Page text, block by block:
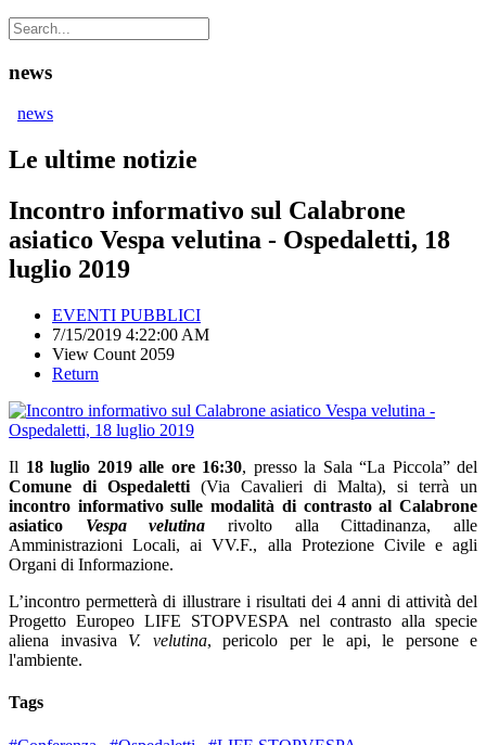
news
news
Le ultime notizie
Incontro informativo sul Calabrone
asiatico Vespa velutina - Ospedaletti, 18
luglio 2019
EVENTI PUBBLICI
7/15/2019 4:22:00 AM
View Count 2059
Return
Il 18 luglio 2019 alle ore 16:30, presso la Sala “La Piccola” del
Comune di Ospedaletti (Via Cavalieri di Malta), si terrà un
incontro informativo sulle modalità di contrasto al Calabrone
asiatico Vespa velutina rivolto alla Cittadinanza, alle
Amministrazioni Locali, ai VV.F., alla Protezione Civile e agli
Organi di Informazione.
L’incontro permetterà di illustrare i risultati dei 4 anni di attività del
Progetto Europeo LIFE STOPVESPA nel contrasto alla specie
aliena invasiva V. velutina, pericolo per le api, le persone e
l'ambiente.
Tags